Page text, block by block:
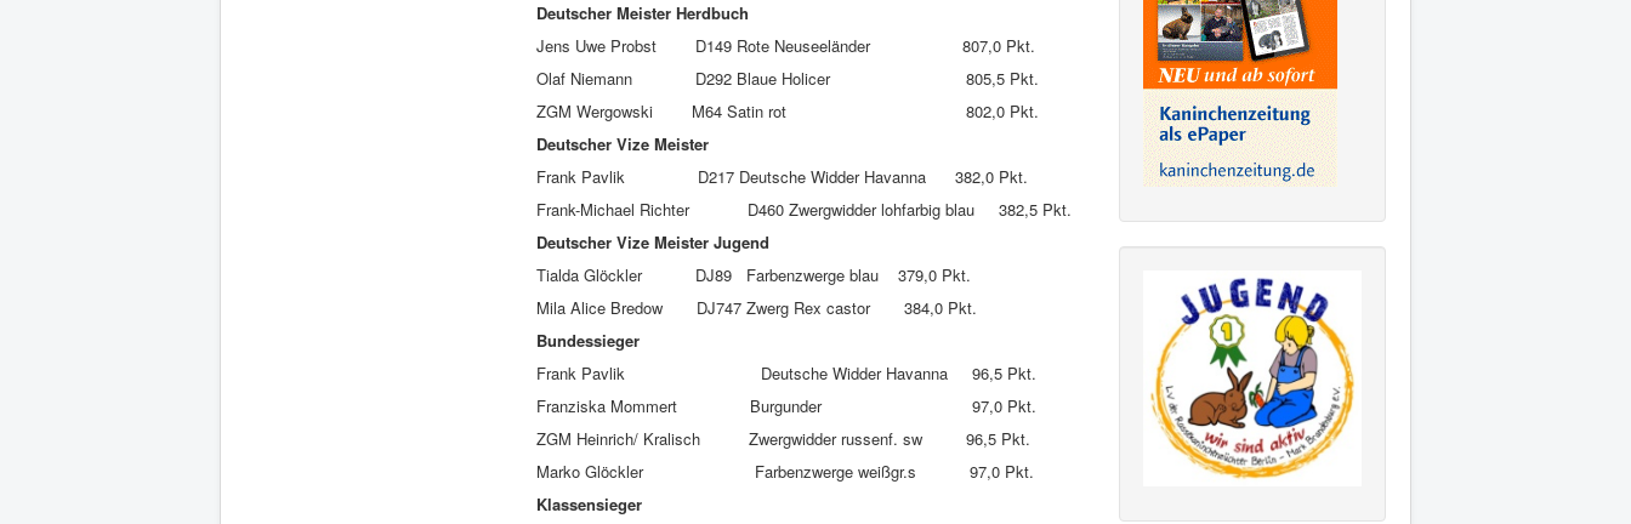
Deutscher Meister Herdbuch
Jens Uwe Probst D149 Rote Neuseeländer 807,0 Pkt.
Olaf Niemann D292 Blaue Holicer 805,5 Pkt.
ZGM Wergowski M64 Satin rot 802,0 Pkt.
Deutscher Vize Meister
Frank Pavlik D217 Deutsche Widder Havanna 382,0 Pkt.
Frank-Michael Richter D460 Zwergwidder lohfarbig blau 382,5 Pkt.
Deutscher Vize Meister Jugend
Tialda Glöckler DJ89 Farbenzwerge blau 379,0 Pkt.
Mila Alice Bredow DJ747 Zwerg Rex castor 384,0 Pkt.
Bundessieger
Frank Pavlik Deutsche Widder Havanna 96,5 Pkt.
Franziska Mommert Burgunder 97,0 Pkt.
ZGM Heinrich/ Kralisch Zwergwidder russenf. sw 96,5 Pkt.
Marko Glöckler Farbenzwerge weißgr.s 97,0 Pkt.
Klassensieger